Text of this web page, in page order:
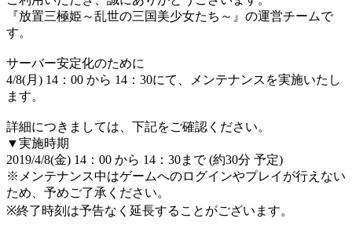
『放置三極姫～乱世の三国美少女たち～』の運営チームで
す。
サーバー安定化のために
4/8(月) 14：00 から 14：30にて、メンテナンスを実施いたし
ます。
詳細につきましては、下記をご確認ください。
▼実施時期
2019/4/8(金) 14：00 から 14：30まで (約30分 予定)
※メンテナンス中はゲームへのログインやプレイが行えない
ため、予めご了承ください。
※終了時刻は予告なく延長することがございます。